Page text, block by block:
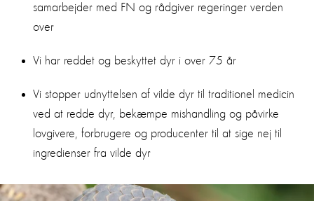
samarbejder med FN og rådgiver regeringer verden
over
Vi har reddet og beskyttet dyr i over 75 år
Vi stopper udnyttelsen af vilde dyr til traditionel medicin
ved at redde dyr, bekæmpe mishandling og påvirke
lovgivere, forbrugere og producenter til at sige nej til
ingredienser fra vilde dyr